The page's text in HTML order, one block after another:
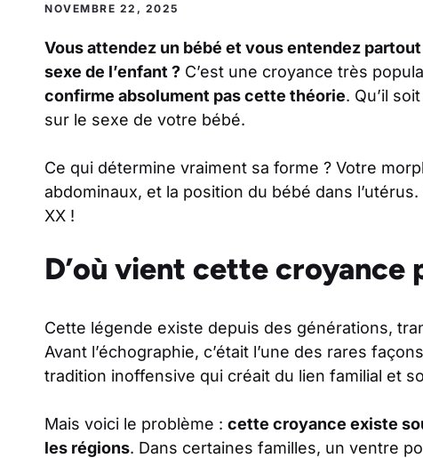
NOVEMBRE 22, 2025
Vous attendez un bébé et vous entendez
sexe de l’enfant ? C’est une croyance très
confirme absolument pas cette théorie. Qu’il
sur le sexe de votre bébé.
Ce qui détermine vraiment sa forme ? Votre
abdominaux, et la position du bébé dans
XX !
D’où vient cette croyance
Cette légende existe depuis des générations,
Avant l’échographie, c’était l’une des rares
tradition inoffensive qui créait du lien familial et
Mais voici le problème : cette croyance existe
les régions. Dans certaines familles, un ventre